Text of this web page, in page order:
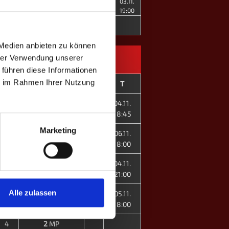
anbieten zu können
Verwendung unserer
diese Informationen
Rahmen Ihrer Nutzung
Marketing
Alle zulassen
19:00
GP Spieler # T
Esther O. ♀
3
04.11.
18:45
Joshua H.
Dennis A.
06.11.
18:00
4
04.11.
21:00
Sebastian S.
05.11.
18:00
4 2 MP